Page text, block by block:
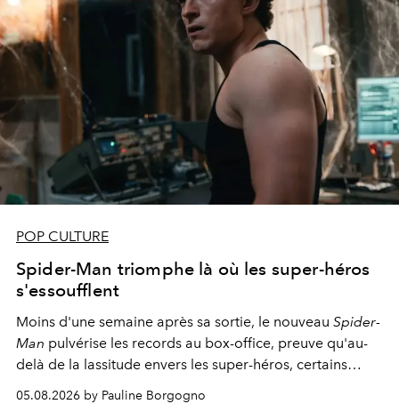
POP CULTURE
Spider-Man triomphe là où les super-héros
s'essoufflent
Moins d'une semaine après sa sortie, le nouveau Spider-
Man pulvérise les records au box-office, preuve qu'au-
delà de la lassitude envers les super-héros, certains
05.08.2026 by Pauline Borgogno